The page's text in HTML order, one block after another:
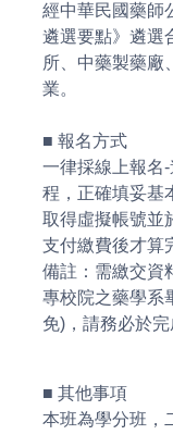
經中華民國藥師
遴選要點》遴選
所、中藥製藥廠
業。
■ 報名方式
一律採線上報名
程，正確填妥基
取得虛擬帳號並
支付繳費後才算
備註：需繳交資
專校院之藥學系
免)，請務必於完
■ 其他事項
本班為學分班，